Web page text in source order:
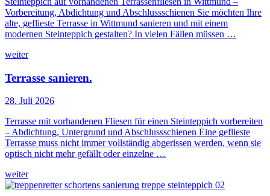
Vorbereitung, Abdichtung und Abschlussschienen Sie möchten Ihre
alte, geflieste Terrasse in Wittmund sanieren und mit einem
modernen Steinteppich gestalten? In vielen Fällen müssen …
weiter
Terrasse sanieren.
28. Juli 2026
Terrasse mit vorhandenen Fliesen für einen Steinteppich vorbereiten
– Abdichtung, Untergrund und Abschlussschienen Eine geflieste
Terrasse muss nicht immer vollständig abgerissen werden, wenn sie
optisch nicht mehr gefällt oder einzelne …
weiter